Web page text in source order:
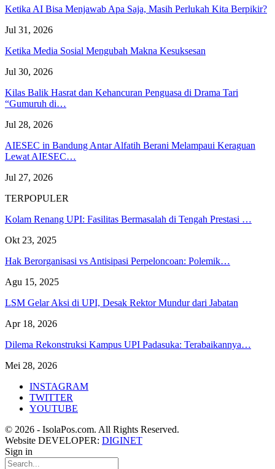
Ketika AI Bisa Menjawab Apa Saja, Masih Perlukah Kita Berpikir?
Jul 31, 2026
Ketika Media Sosial Mengubah Makna Kesuksesan
Jul 30, 2026
Kilas Balik Hasrat dan Kehancuran Penguasa di Drama Tari
“Gumuruh di…
Jul 28, 2026
AIESEC in Bandung Antar Alfatih Berani Melampaui Keraguan
Lewat AIESEC…
Jul 27, 2026
TERPOPULER
Kolam Renang UPI: Fasilitas Bermasalah di Tengah Prestasi …
Okt 23, 2025
Hak Berorganisasi vs Antisipasi Perpeloncoan: Polemik…
Agu 15, 2025
LSM Gelar Aksi di UPI, Desak Rektor Mundur dari Jabatan
Apr 18, 2026
Dilema Rekonstruksi Kampus UPI Padasuka: Terabaikannya…
Mei 28, 2026
INSTAGRAM
TWITTER
YOUTUBE
© 2026 - IsolaPos.com. All Rights Reserved.
Website DEVELOPER: DIGINET
Sign in